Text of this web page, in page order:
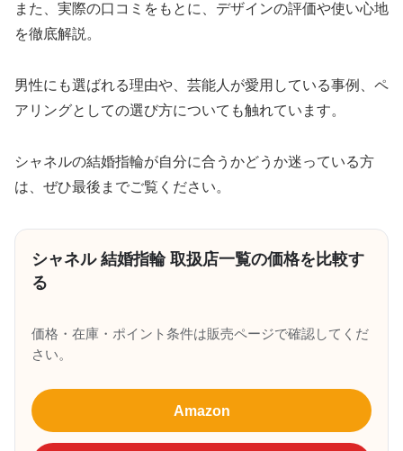
また、実際の口コミをもとに、デザインの評価や使い心地
を徹底解説。
男性にも選ばれる理由や、芸能人が愛用している事例、ペ
アリングとしての選び方についても触れています。
シャネルの結婚指輪が自分に合うかどうか迷っている方
は、ぜひ最後までご覧ください。
シャネル 結婚指輪 取扱店一覧の価格を比較す
る
価格・在庫・ポイント条件は販売ページで確認してくだ
さい。
Amazon